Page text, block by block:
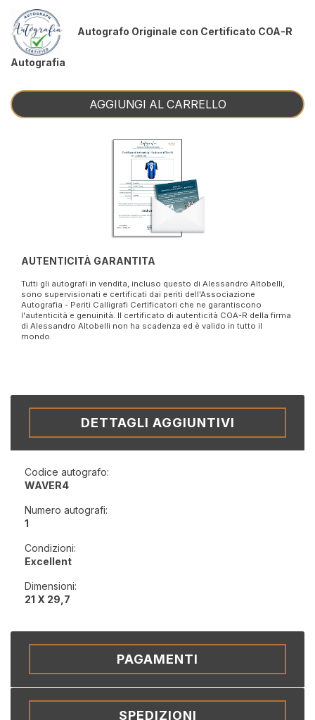
Autografo Originale con Certificato COA-R
Autografia
AGGIUNGI AL CARRELLO
AUTENTICITÀ GARANTITA
Tutti gli autografi in vendita, incluso questo di Alessandro Altobelli,
sono supervisionati e certificati dai periti dell'Associazione
Autografia - Periti Calligrafi Certificatori che ne garantiscono
l'autenticità e genuinità. Il certificato di autenticità COA-R della firma
di Alessandro Altobelli non ha scadenza ed è valido in tutto il
mondo.
DETTAGLI AGGIUNTIVI
Codice autografo:
WAVER4
Numero autografi:
1
Condizioni:
Excellent
Dimensioni:
21 X 29,7
PAGAMENTI
SPEDIZIONI